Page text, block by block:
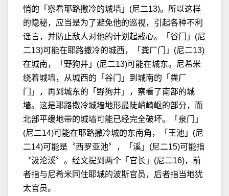
悄的「察看耶路撒冷的城墙」(尼二13)。所以这样
的隐秘，应当是为了避免他的巡视，引起各种不利
谣言，并防止敌人对他的计划起戒心。「谷门」(尼
二13)可能在耶路撒冷的城西，「粪厂门」(尼二13)
在城南，「野狗井」(尼二13)可能在城东。尼希米
绕着城墙，从城西的「谷门」到城南的「粪厂
门」，再到城东的「野狗井」，察看了南部的城
墙。这是耶路撒冷城墙地形最陡峭崎岖的部分，而
北部平缓地带的城墙可能已经完全破坏。「泉门」
(尼二14)可能在耶路撒冷城的东南角，「王池」(尼
二14)可能是〝西罗亚池〞，「溪」(尼二15)可能指
〝汲沦溪〞。经文提到两个「官长」(尼二16)，前
者指与尼希米同住耶城的波斯官员，后者指当地犹
太官员。